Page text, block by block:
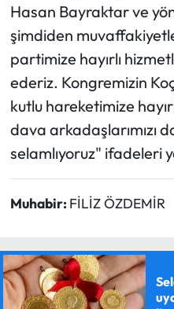
Hasan Bayraktar ve
şimdiden
partimize hayırlı
ederiz. Kongremizin
kutlu hareketimize
dava arkadaşlarımızı
selamlıyoruz" ifadeleri
Muhabir: FİLİZ ÖZDEMİR